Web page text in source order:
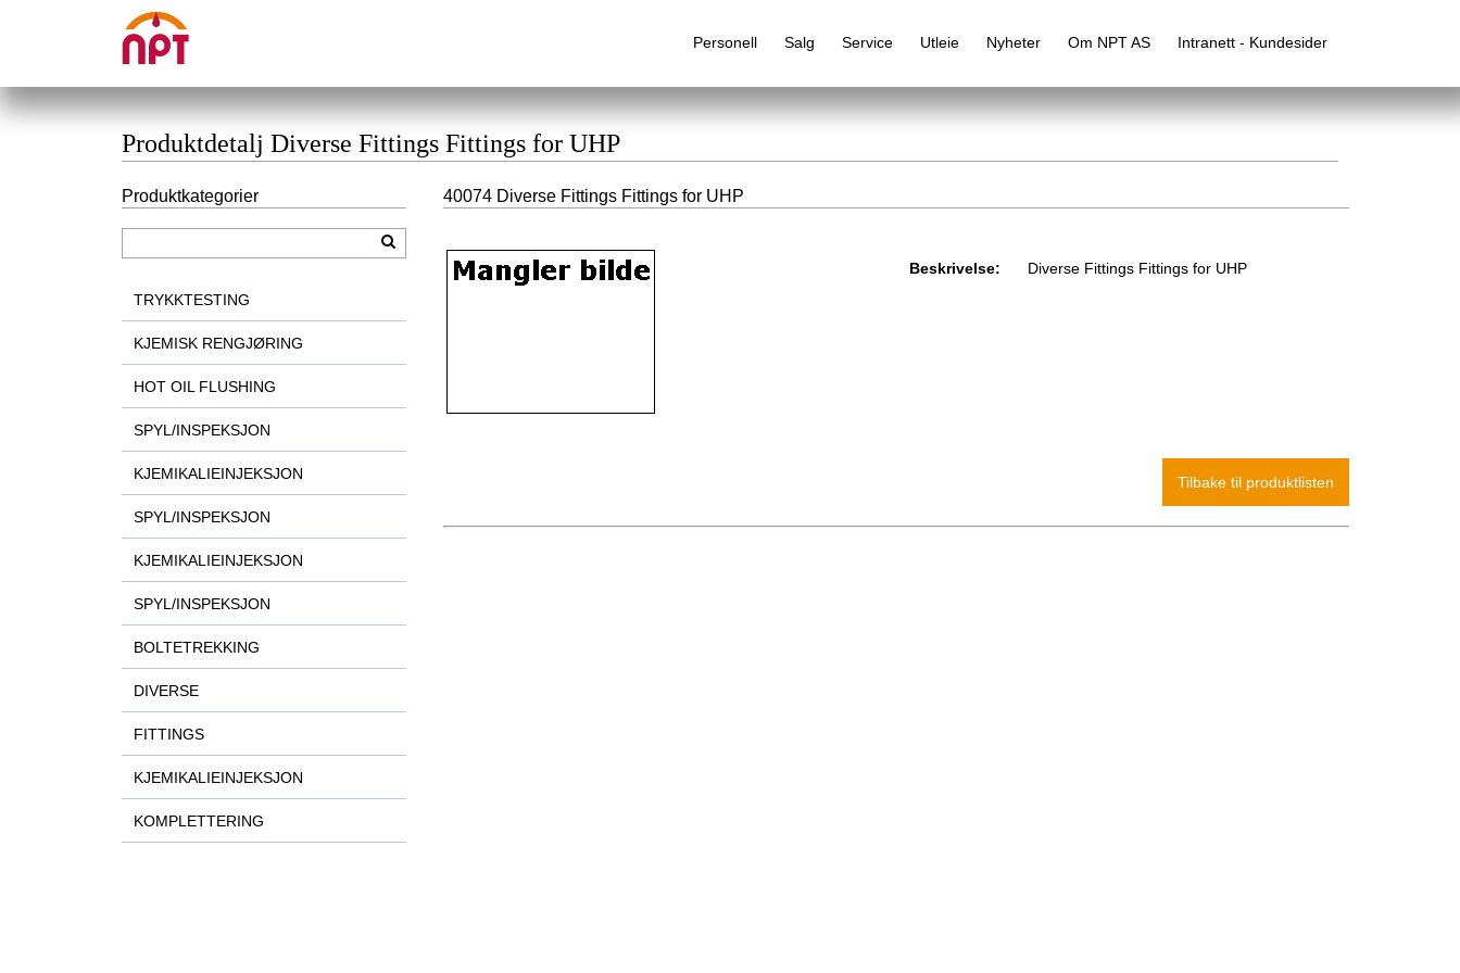
Personell Salg Service Utleie Nyheter Om NPT AS Intranett - Kundesider
Produktdetalj Diverse Fittings Fittings for UHP
40074 Diverse Fittings Fittings for UHP
Beskrivelse: Diverse Fittings Fittings for UHP
Produktkategorier
TRYKKTESTING
KJEMISK RENGJØRING
HOT OIL FLUSHING
SPYL/INSPEKSJON
KJEMIKALIEINJEKSJON
SPYL/INSPEKSJON
KJEMIKALIEINJEKSJON
SPYL/INSPEKSJON
BOLTETREKKING
DIVERSE
FITTINGS
KJEMIKALIEINJEKSJON
KOMPLETTERING